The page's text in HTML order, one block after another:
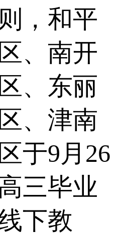
，和平
、南开
、东丽
、津南
于9月26
三毕业
下教